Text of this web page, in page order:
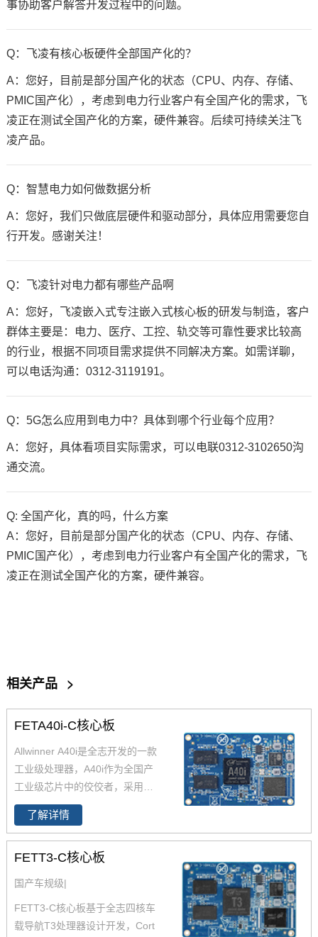
事协助客户解答开发过程中的问题。
Q：飞凌有核心板硬件全部国产化的？
A：您好，目前是部分国产化的状态（CPU、内存、存储、
PMIC国产化），考虑到电力行业客户有全国产化的需求，飞
凌正在测试全国产化的方案，硬件兼容。后续可持续关注飞
凌产品。
Q：智慧电力如何做数据分析
A：您好，我们只做底层硬件和驱动部分，具体应用需要您自
行开发。感谢关注！
Q：飞凌针对电力都有哪些产品啊
A：您好，飞凌嵌入式专注嵌入式核心板的研发与制造，客户
群体主要是：电力、
医疗、 工控、轨交等可靠性要求比较高
的行业，根据不同项目需求提供不同解决方案。如需详聊，
可以电话沟通：0312-3119191。
Q：5G怎么应用到电力中？具体到哪个行业每个应用？
A：您好，具体看项目实际需求，可以电联0312-3102650沟
通交流。
Q: 全国产化，真的吗，什么方案
A：您好，目前是部分国产化的状态（CPU、内存、存储、
PMIC国产化），考虑到电力行业客户有全国产化的需求，飞
凌正在测试全国产化的方案，硬件兼容。
相关产品 >
FETA40i-C核心板
Allwinner A40i是全志开发的一款
工业级处理器，A40i作为全国产
工业级芯片中的佼佼者，采用更
低功耗的4核ARM Cortex-A7架
构,工作温度-40-85℃,是一款高性
能低功耗超高性能CPU主芯片。
飞凌嵌入式深度研究全志A40i芯
的一系列全国产工业级嵌入式计
算机板卡，并提供了用于评估的
了解详情
FETT3-C核心板
国产车规级|
FETT3-C核心板基于全志四核车
载导航T3处理器设计开发，Cort